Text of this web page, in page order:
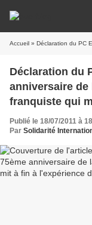
Accueil » Déclaration du PC Espagnol pour le triste
Déclaration du
anniversaire de
franquiste qui
démocratique
Publié le 18/07/2011 à
Par Solidarité